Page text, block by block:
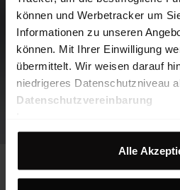
können und Werbetracker um
Informationen zu unseren
können. Mit Ihrer Einwilligung
übermittelt. Wir weisen darauf
niedrigeres Datenschutzniveau
Datenschutzvereinbarung
Alle